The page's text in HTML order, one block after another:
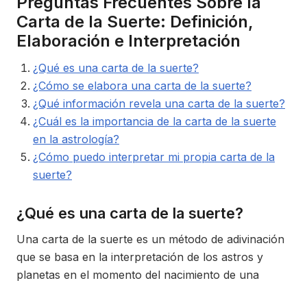
Carta de la Suerte: Definición,
Elaboración e Interpretación
¿Qué es una carta de la suerte?
¿Cómo se elabora una carta de la suerte?
¿Qué información revela una carta de la suerte?
¿Cuál es la importancia de la carta de la suerte
en la astrología?
¿Cómo puedo interpretar mi propia carta de la
suerte?
¿Qué es una carta de la suerte?
Una carta de la suerte es un método de adivinación
que se basa en la interpretación de los astros y
planetas en el momento del nacimiento de una